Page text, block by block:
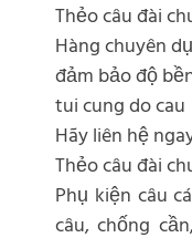
Thẻo câu đài
Hàng chuyên
đảm bảo độ
tui cung do cau
Hãy liên hệ
Thẻo câu đài
Phụ kiện câu
câu, chống